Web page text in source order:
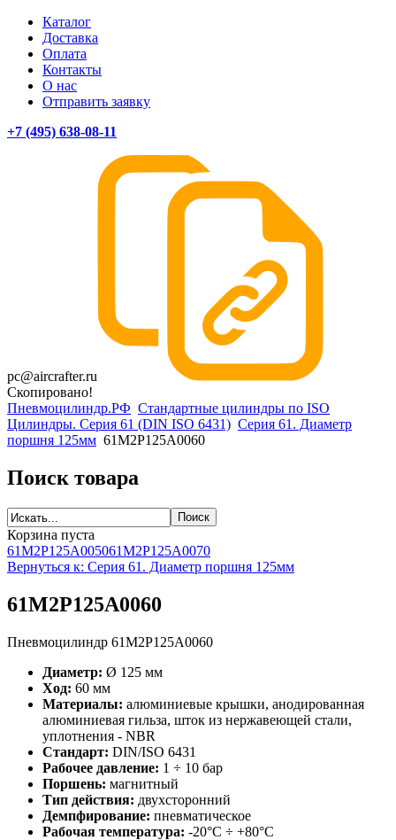
Каталог
Доставка
Оплата
Контакты
О нас
Отправить заявку
+7 (495) 638-08-11
pc@aircrafter.ru
Скопировано!
Пневмоцилиндр.РФ Стандартные цилиндры по ISO
Цилиндры. Серия 61 (DIN ISO 6431) Серия 61. Диаметр
поршня 125мм 61M2P125A0060
Поиск товара
Корзина пуста
61M2P125A005061M2P125A0070
Вернуться к: Серия 61. Диаметр поршня 125мм
61M2P125A0060
Пневмоцилиндр 61M2P125A0060
Диаметр: Ø 125 мм
Ход: 60 мм
Материалы: алюминиевые крышки, анодированная
алюминиевая гильза, шток из нержавеющей стали,
уплотнения - NBR
Стандарт: DIN/ISO 6431
Рабочее давление: 1 ÷ 10 бар
Поршень: магнитный
Тип действия: двухсторонний
Демпфирование: пневматическое
Рабочая температура: -20°C ÷ +80°C